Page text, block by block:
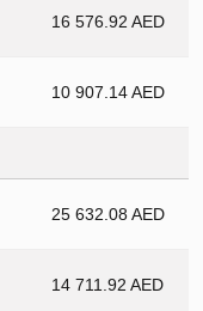
16 576.92 AED
10 907.14 AED
25 632.08 AED
14 711.92 AED